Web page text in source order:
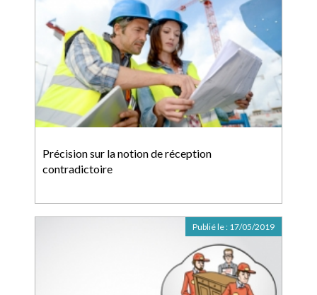
Précision sur la notion de réception
contradictoire
Publié le : 17/05/2019